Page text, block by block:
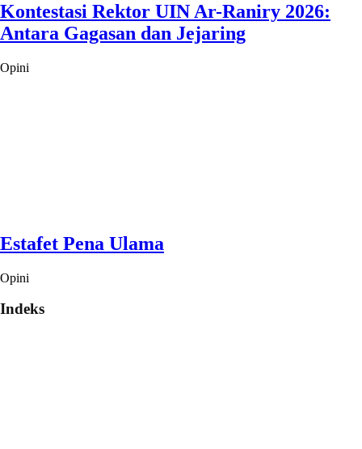
Kontestasi Rektor UIN Ar-Raniry 2026:
Antara Gagasan dan Jejaring
Opini
Estafet Pena Ulama
Opini
Indeks